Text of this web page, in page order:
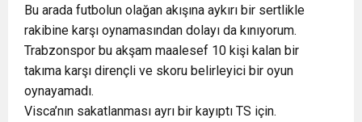
Bu arada futbolun olağan akışına aykırı bir sertlikle
rakibine karşı oynamasından dolayı da kınıyorum.
Trabzonspor bu akşam maalesef 10 kişi kalan bir
takıma karşı dirençli ve skoru belirleyici bir oyun
oynayamadı.
Visca’nın sakatlanması ayrı bir kayıptı TS için.